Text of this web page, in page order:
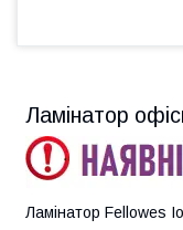
Ламінатор
Ламінатор Fellowes